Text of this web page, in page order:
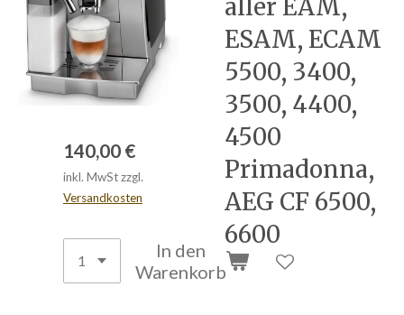
aller EAM,
ESAM, ECAM
5500, 3400,
3500, 4400,
4500
Primadonna,
AEG CF 6500,
6600
140,00 €
inkl. MwSt zzgl.
Versandkosten
In den
Warenkorb